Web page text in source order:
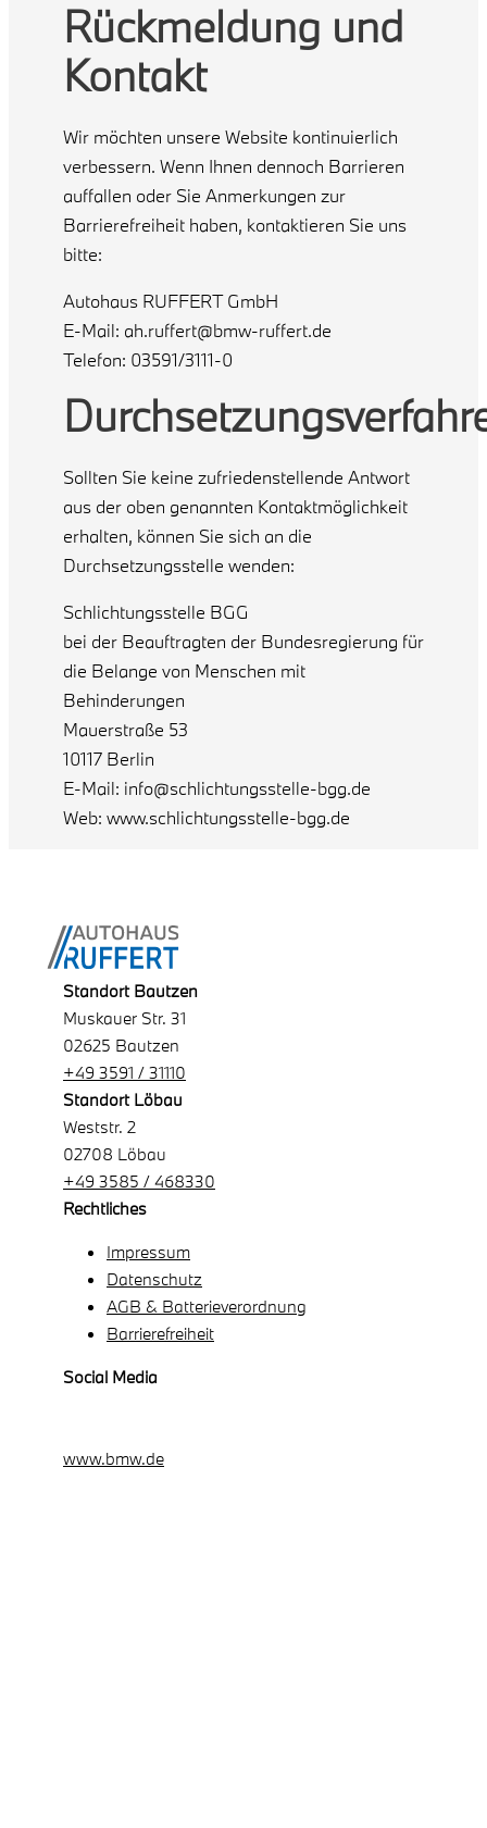
Rückmeldung und
Kontakt
Wir möchten unsere Website kontinuierlich
verbessern. Wenn Ihnen dennoch Barrieren
auffallen oder Sie Anmerkungen zur
Barrierefreiheit haben, kontaktieren Sie uns
bitte:
Autohaus RUFFERT GmbH
E-Mail: ah.ruffert@bmw-ruffert.de
Telefon: 03591/3111-0
Sollten Sie keine zufriedenstellende Antwort
aus der oben genannten Kontaktmöglichkeit
erhalten, können Sie sich an die
Durchsetzungsstelle wenden:
Schlichtungsstelle BGG
bei der Beauftragten der Bundesregierung für
die Belange von Menschen mit
Behinderungen
Mauerstraße 53
10117 Berlin
E-Mail: info@schlichtungsstelle-bgg.de
Web: www.schlichtungsstelle-bgg.de
Standort Bautzen
Muskauer Str. 31
02625 Bautzen
+49 3591 / 31110
Standort Löbau
Weststr. 2
02708 Löbau
+49 3585 / 468330
Rechtliches
Impressum
Datenschutz
AGB & Batterieverordnung
Barrierefreiheit
Social Media
www.bmw.de